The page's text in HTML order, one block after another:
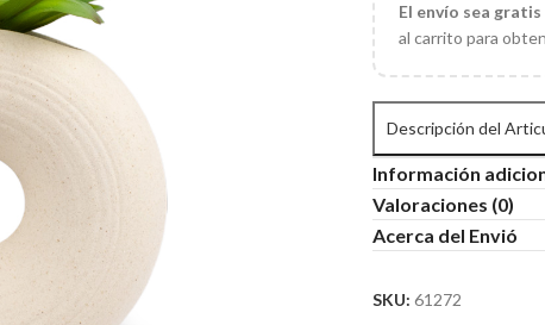
El envío sea
al carrito para
Descripción del
Información
Valoraciones (0)
Acerca del Envió
SKU:61272